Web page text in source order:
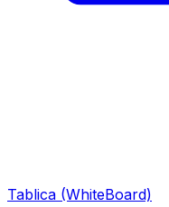
Tablica (WhiteBoard)